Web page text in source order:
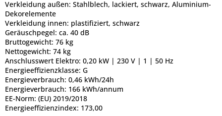
Verkleidung außen: Stahlblech, lackiert, schwarz, Aluminium-
Dekorelemente
Verkleidung innen: plastifiziert, schwarz
Geräuschpegel: ca. 40 dB
Bruttogewicht: 76 kg
Nettogewicht: 74 kg
Anschlusswert Elektro: 0,20 kW | 230 V | 1 | 50 Hz
Energieeffizienzklasse: G
Energieverbrauch: 0,46 kWh/24h
Energieverbrauch: 166 kWh/annum
EE-Norm: (EU) 2019/2018
Energieeffizienzindex: 173,00